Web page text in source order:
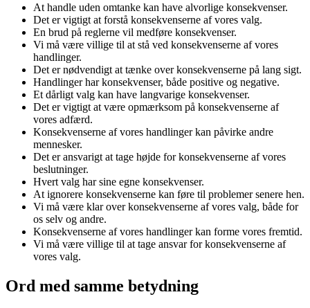
At handle uden omtanke kan have alvorlige konsekvenser.
Det er vigtigt at forstå konsekvenserne af vores valg.
En brud på reglerne vil medføre konsekvenser.
Vi må være villige til at stå ved konsekvenserne af vores
handlinger.
Det er nødvendigt at tænke over konsekvenserne på lang sigt.
Handlinger har konsekvenser, både positive og negative.
Et dårligt valg kan have langvarige konsekvenser.
Det er vigtigt at være opmærksom på konsekvenserne af
vores adfærd.
Konsekvenserne af vores handlinger kan påvirke andre
mennesker.
Det er ansvarigt at tage højde for konsekvenserne af vores
beslutninger.
Hvert valg har sine egne konsekvenser.
At ignorere konsekvenserne kan føre til problemer senere hen.
Vi må være klar over konsekvenserne af vores valg, både for
os selv og andre.
Konsekvenserne af vores handlinger kan forme vores fremtid.
Vi må være villige til at tage ansvar for konsekvenserne af
vores valg.
Ord med samme betydning